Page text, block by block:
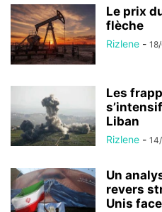
Le prix
flèche
Rizlene -
Les
Liban
Rizlene -
Un
revers
Unis